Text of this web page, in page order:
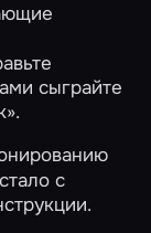
сыграйте
.
с